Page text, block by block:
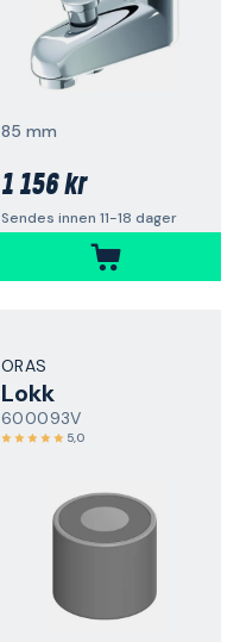
85 mm
1 156 kr
Sendes innen 11-18 dager
ORAS
Lokk
600093V
5,0